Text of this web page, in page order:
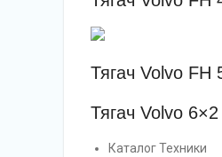
Тягач Volvo FH
Тягач Volvo
Каталог Техники